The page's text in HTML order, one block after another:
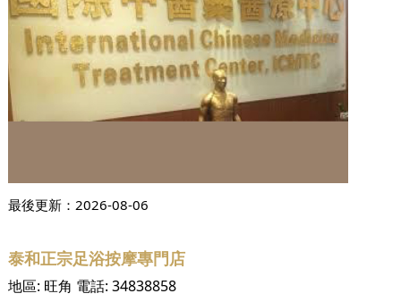
最後更新： 2026-08-06
泰和正宗足浴按摩專門店
地區: 旺角 電話: 34838858